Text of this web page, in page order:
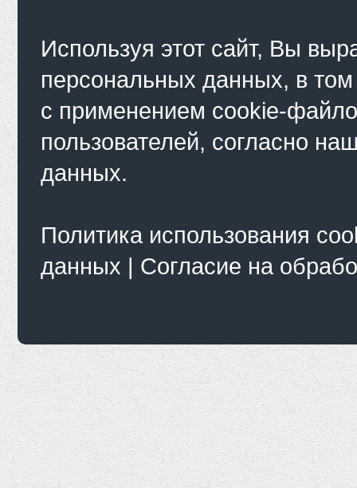
Используя этот сайт, Вы
персональных данных, в
с применением cookie-
пользователей, согласно
данных.
Политика использования
данных | Согласие на